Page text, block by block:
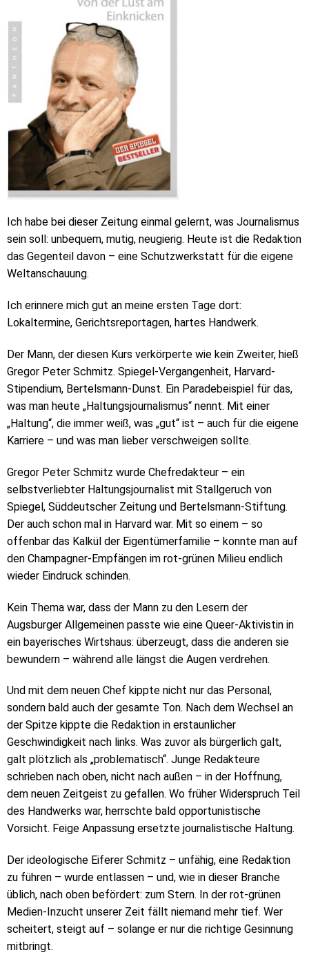
Ich habe bei dieser Zeitung einmal gelernt, was Journalismus
sein soll: unbequem, mutig, neugierig. Heute ist die Redaktion
das Gegenteil davon – eine Schutzwerkstatt für die eigene
Weltanschauung.
Ich erinnere mich gut an meine ersten Tage dort:
Lokaltermine, Gerichtsreportagen, hartes Handwerk.
Der Mann, der diesen Kurs verkörperte wie kein Zweiter, hieß
Gregor Peter Schmitz. Spiegel-Vergangenheit, Harvard-
Stipendium, Bertelsmann-Dunst. Ein Paradebeispiel für das,
was man heute „Haltungsjournalismus“ nennt. Mit einer
„Haltung“, die immer weiß, was „gut“ ist – auch für die eigene
Karriere – und was man lieber verschweigen sollte.
Gregor Peter Schmitz wurde Chefredakteur – ein
selbstverliebter Haltungsjournalist mit Stallgeruch von
Spiegel, Süddeutscher Zeitung und Bertelsmann-Stiftung.
Der auch schon mal in Harvard war. Mit so einem – so
offenbar das Kalkül der Eigentümerfamilie – konnte man auf
den Champagner-Empfängen im rot-grünen Milieu endlich
wieder Eindruck schinden.
Kein Thema war, dass der Mann zu den Lesern der
Augsburger Allgemeinen passte wie eine Queer-Aktivistin in
ein bayerisches Wirtshaus: überzeugt, dass die anderen sie
bewundern – während alle längst die Augen verdrehen.
Und mit dem neuen Chef kippte nicht nur das Personal,
sondern bald auch der gesamte Ton. Nach dem Wechsel an
der Spitze kippte die Redaktion in erstaunlicher
Geschwindigkeit nach links. Was zuvor als bürgerlich galt,
galt plötzlich als „problematisch“. Junge Redakteure
schrieben nach oben, nicht nach außen – in der Hoffnung,
dem neuen Zeitgeist zu gefallen. Wo früher Widerspruch Teil
des Handwerks war, herrschte bald opportunistische
Vorsicht. Feige Anpassung ersetzte journalistische Haltung.
Der ideologische Eiferer Schmitz – unfähig, eine Redaktion
zu führen – wurde entlassen – und, wie in dieser Branche
üblich, nach oben befördert: zum Stern. In der rot-grünen
Medien-Inzucht unserer Zeit fällt niemand mehr tief. Wer
scheitert, steigt auf – solange er nur die richtige Gesinnung
mitbringt.